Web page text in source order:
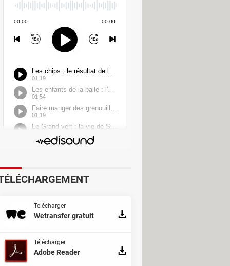
Télécharger
Wetransfer gratuit
Télécharger
Adobe Reader